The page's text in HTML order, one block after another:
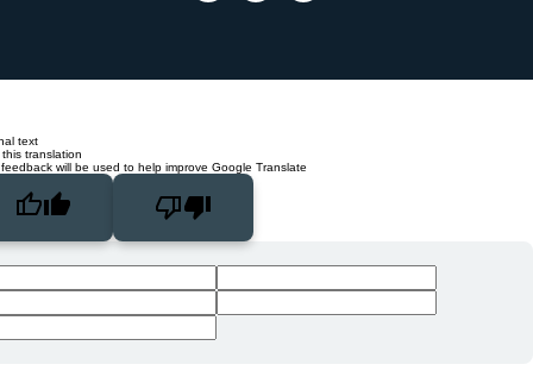
text
translation
will be used to help improve Google Translate